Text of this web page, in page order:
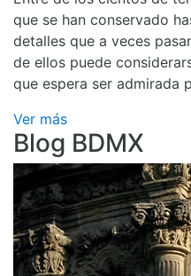
que se han conservado
detalles que a veces
de ellos puede
que espera ser admirada
Ver más
Blog BDMX